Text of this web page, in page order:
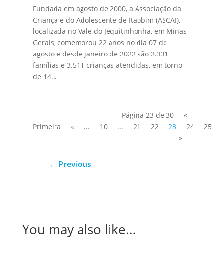
Fundada em agosto de 2000, a Associação da
Criança e do Adolescente de Itaobim (ASCAI),
localizada no Vale do Jequitinhonha, em Minas
Gerais, comemorou 22 anos no dia 07 de
agosto e desde janeiro de 2022 são 2.331
famílias e 3.511 crianças atendidas, em torno
de 14...
Página 23 de 30
«
Primeira
« ... 10 ... 21 22 23 24
25
»
← Previous
You may also like…